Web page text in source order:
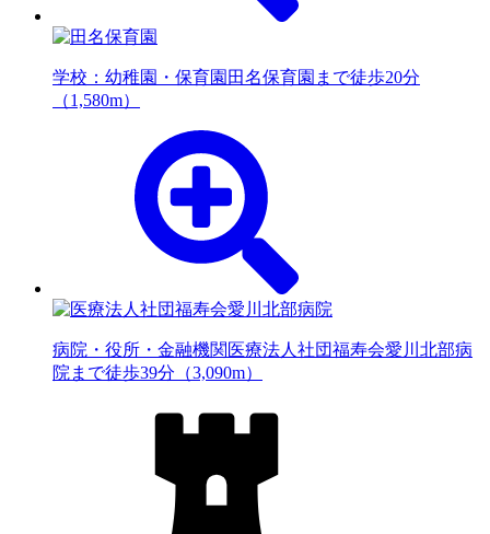
学校：幼稚園・保育園 田名保育園まで徒歩20分
（1,580m）
病院・役所・金融機関 医療法人社団福寿会愛川北部病
院まで徒歩39分（3,090m）